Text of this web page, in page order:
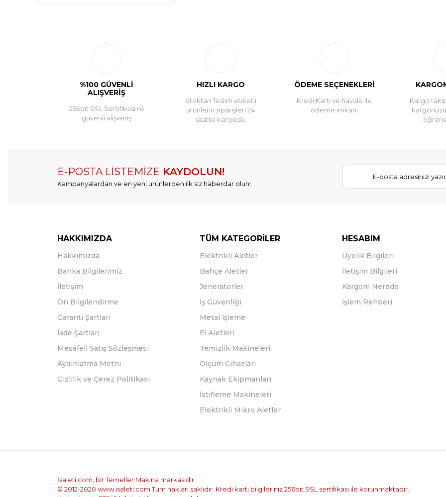
%100 GÜVENLİ
ALIŞVERİŞ
256bit SSL Sertifikası ile
güvenli alışveriş
HIZLI KARGO
Stoktan Teslim etiketli
ürünlerin siparişleri 24
saatte kargoda.
ÖDEME SEÇENEKLERİ
Kredi Kartı ve havale ile
ödeme imkanı
Kargo
E-POSTA LİSTEMİZE KAYDOLUN!
Kampanyalardan ve en yeni ürünlerden ilk siz haberdar olun!
HAKKIMIZDA
Hakkımızda
Banka Bilgilerimiz
İletişim
Ön Bilgilendirme
Garanti Şartları
İade Şartları
Mesafeli Satış Sözleşmesi
Aydınlatma Metni
Gizlilik ve Çerez Politikası
TÜM KATEGORİLER
Elektrikli Aletler
Bahçe Aletler
Jeneratörler
İş Güvenliği
Metal İşleme
El Aletleri
Temizlik Makineleri
Ölçüm Cihazları
Kaynak Ekipmanları
İstifleme Makineleri
Elektrikli Mikro Aletler
HESABIM
Üyelik Bilgileri
İletişim Bilgileri
Kargom Nerede
İşlem Rehberi
İsaleti.com, bir Temeller Makina markasıdır.
© 2012-2020 www.isaleti.com Tüm hakları saklıdır. Kredi kartı bilgileriniz 256bit SSL sertifikası ile korunmaktadır.